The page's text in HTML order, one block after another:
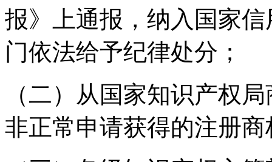
报》上通报，纳入国家
门依法给予纪律处分；
（二）从国家知识产权
非正常申请获得的注册